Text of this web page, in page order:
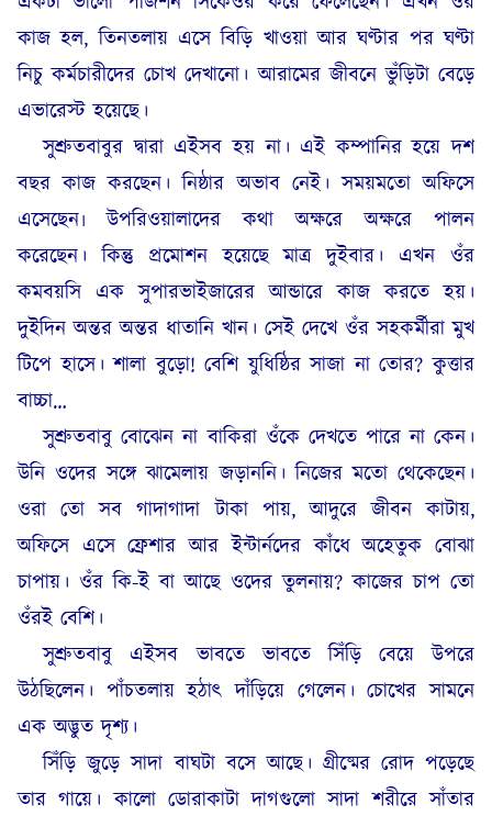
কাজ হল, তিনতলায় এসে বিড়ি খাওয়া আর ঘণ্টার পর ঘণ্টা
নিচু কর্মচারীদের চোখ দেখানো। আরামের জীবনে ভুঁড়িটা বেড়ে
এভারেস্ট হয়েছে।
সুশ্রুতবাবুর দ্বারা এইসব হয় না। এই কম্পানির হয়ে দশ
বছর কাজ করছেন। নিষ্ঠার অভাব নেই। সময়মতো অফিসে
এসেছেন৷ উপরিওয়ালাদের কথা অক্ষরে অক্ষরে পালন
করেছেন। কিন্তু প্রমোশন হয়েছে মাত্র দুইবার। এখন ওঁর
কমবয়সি এক সুপারভাইজারের আন্ডারে কাজ করতে হয়।
দুইদিন অন্তর অন্তর ধাতানি খান। সেই দেখে ওঁর সহকর্মীরা মুখ
টিপে হাসে। শালা বুড়ো! বেশি যুধিষ্ঠির সাজা না তোর? কুত্তার
বাচ্চা…
সুশ্রুতবাবু বোঝেন না বাকিরা ওঁকে দেখতে পারে না কেন।
উনি ওদের সঙ্গে ঝামেলায় জড়াননি। নিজের মতো থেকেছেন।
ওরা তো সব গাদাগাদা টাকা পায়, আদুরে জীবন কাটায়,
অফিসে এসে ফ্রেশার আর ইন্টার্নদের কাঁধে অহেতুক বোঝা
চাপায়। ওঁর কি-ই বা আছে ওদের তুলনায়? কাজের চাপ তো
ওঁরই বেশি।
সুশ্রুতবাবু এইসব ভাবতে ভাবতে সিঁড়ি বেয়ে উপরে
উঠছিলেন। পাঁচতলায় হঠাৎ দাঁড়িয়ে গেলেন। চোখের সামনে
এক অদ্ভুত দৃশ্য।
সিঁড়ি জুড়ে সাদা বাঘটা বসে আছে। গ্রীষ্মের রোদ পড়েছে
তার গায়ে। কালো ডোরাকাটা দাগগুলো সাদা শরীরে সাঁতার